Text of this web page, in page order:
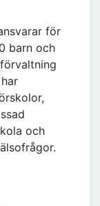
för
barn och
och